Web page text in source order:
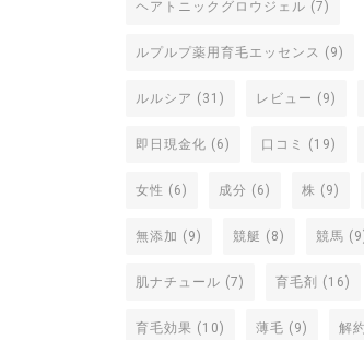
ヘアトニックグロウジェル (7)
ルプルプ薬用育毛エッセンス (9)
ルルシア (31) レビュー (9)
即日現金化 (6) 口コミ (19)
女性 (6) 成分 (6) 株 (9)
無添加 (9) 競艇 (8) 競馬
肌ナチュール (7) 育毛剤 (16)
育毛効果 (10) 薄毛 (9) 解約